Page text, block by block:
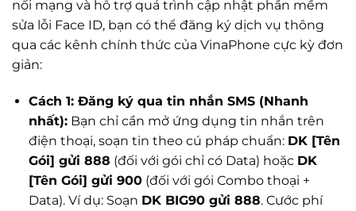
nối mạng và hỗ trợ quá trình cập nhật phần mềm
sửa lỗi Face ID, bạn có thể đăng ký dịch vụ thông
qua các kênh chính thức của VinaPhone cực kỳ đơn
giản:
Cách 1: Đăng ký qua tin nhắn SMS (Nhanh
nhất):Bạn chỉ cần mở ứng dụng tin nhắn trên
điện thoại, soạn tin theo cú pháp chuẩn: DK [Tên
Gói] gửi 888 (đối với gói chỉ có Data) hoặc DK
[Tên Gói] gửi 900(đối với gói Combo thoại +
Data). Ví dụ: Soạn DK BIG90 gửi 888. Cước phí